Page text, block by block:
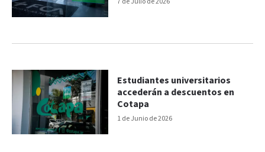
1 de Junio de 2026
Estudiantes universitarios
accederán a descuentos en
Cotapa